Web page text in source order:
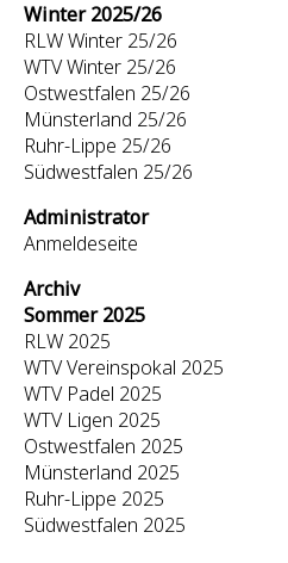
Winter 2025/26
RLW Winter 25/26
WTV Winter 25/26
Ostwestfalen 25/26
Münsterland 25/26
Ruhr-Lippe 25/26
Südwestfalen 25/26
Administrator
Anmeldeseite
Archiv
Sommer 2025
RLW 2025
WTV Vereinspokal 2025
WTV Padel 2025
WTV Ligen 2025
Ostwestfalen 2025
Münsterland 2025
Ruhr-Lippe 2025
Südwestfalen 2025